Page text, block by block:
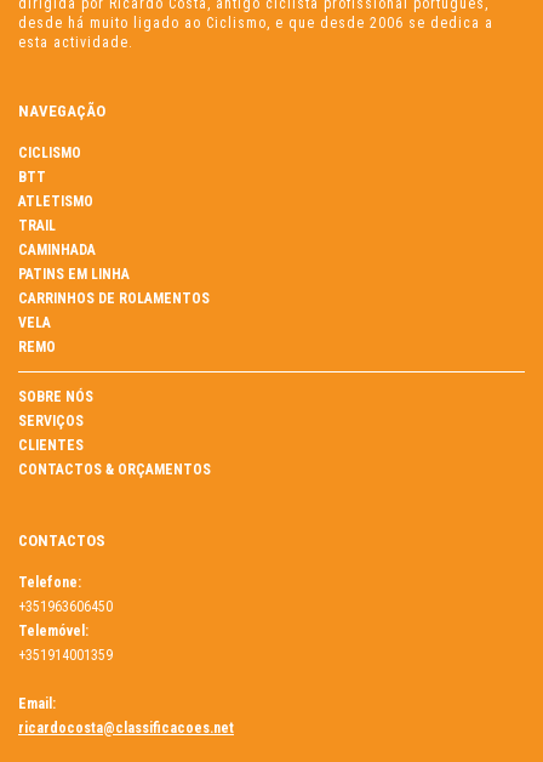
dirigida por Ricardo Costa, antigo ciclista profissional português,
desde há muito ligado ao Ciclismo, e que desde 2006 se dedica a
esta actividade.
NAVEGAÇÃO
CICLISMO
BTT
ATLETISMO
TRAIL
CAMINHADA
PATINS EM LINHA
CARRINHOS DE ROLAMENTOS
VELA
REMO
SOBRE NÓS
SERVIÇOS
CLIENTES
CONTACTOS & ORÇAMENTOS
CONTACTOS
Telefone:
+351963606450
Telemóvel:
+351914001359
Email:
ricardocosta@classificacoes.net